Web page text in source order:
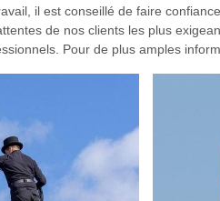
il est conseillé de faire
de nos clients les plus
Pour de plus amples